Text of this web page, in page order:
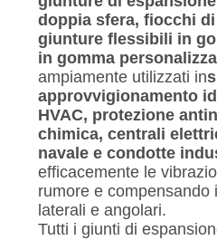
SULLA
PRIVACY
doppia sfera, fiocchi
giunture flessibili in
in gomma
ampiamente utilizzati in
approvvigionamento
HVAC, protezione
chimica, centrali
navale e condotte
efficacemente le
rumore e compensando
laterali e angolari.
Tutti i giunti di